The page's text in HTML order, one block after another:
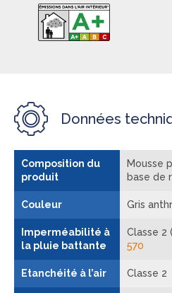
Données
Composition du
produit
Mousse
base de
Couleur Gris
Imperméabilité à
la pluie battante
Classe 2
570
Etanchéité à l’air Classe 2